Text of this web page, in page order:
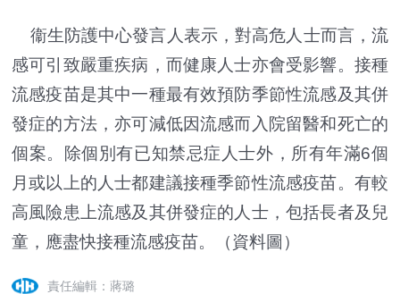
衞生防護中心發言人表示，對高危人士而言，流
感可引致嚴重疾病，而健康人士亦會受影響。接種
流感疫苗是其中一種最有效預防季節性流感及其併
發症的方法，亦可減低因流感而入院留醫和死亡的
個案。除個別有已知禁忌症人士外，所有年滿6個
月或以上的人士都建議接種季節性流感疫苗。有較
高風險患上流感及其併發症的人士，包括長者及兒
童，應盡快接種流感疫苗。（資料圖）
責任編輯：蔣璐